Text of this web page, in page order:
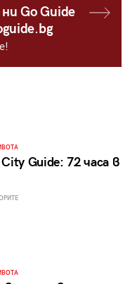
Go Guide
Guide: 72 часа в